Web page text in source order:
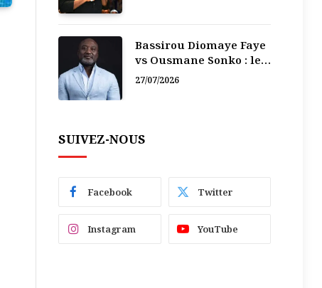
Bassirou Diomaye Faye
vs Ousmane Sonko : le
vacarme du pouvoir ne
27/07/2026
SUIVEZ-NOUS
Facebook Twitter
Instagram YouTube